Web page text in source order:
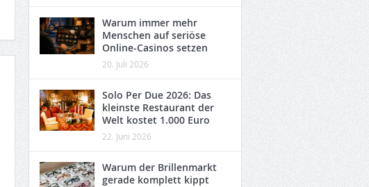
Warum immer mehr
Menschen auf seriöse
Online-Casinos setzen
20. Juli 2026
Solo Per Due 2026: Das
kleinste Restaurant der
Welt kostet 1.000 Euro
22. Juni 2026
Warum der Brillenmarkt
gerade komplett kippt